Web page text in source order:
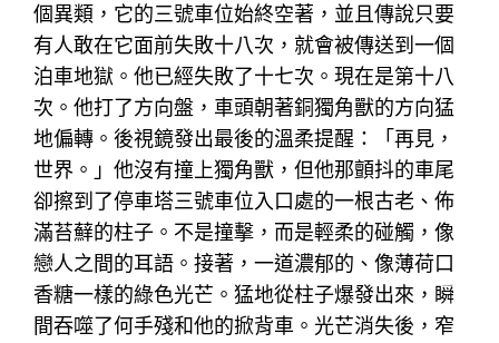
個異類，它的三號車位始終空著，並且傳說只要
有人敢在它面前失敗十八次，就會被傳送到一個
泊車地獄。他已經失敗了十七次。現在是第十八
次。他打了方向盤，車頭朝著銅獨角獸的方向猛
地偏轉。後視鏡發出最後的溫柔提醒：「再見，
世界。」他沒有撞上獨角獸，但他那顫抖的車尾
卻擦到了停車塔三號車位入口處的一根古老、佈
滿苔蘚的柱子。不是撞擊，而是輕柔的碰觸，像
戀人之間的耳語。接著，一道濃郁的、像薄荷口
香糖一樣的綠色光芒。猛地從柱子爆發出來，瞬
間吞噬了何手殘和他的掀背車。光芒消失後，窄